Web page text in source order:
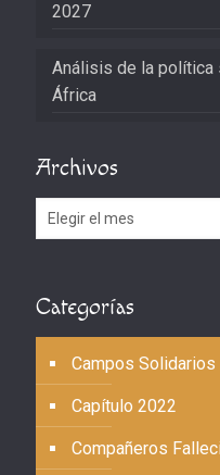
2027
Análisis de la política
África
Archivos
Archivos
Categorías
Campos Solidarios
Capítulo 2022
Compañeros